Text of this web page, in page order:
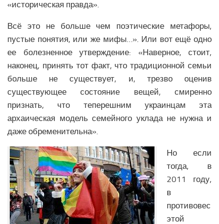
Климат Ближнего Востока
Образование Ближнего Востока
Наука Ближнего Востока
Общество Ближнего Востока
ЕВРОПЕЙСКИЙ СОЮЗ
Аналитика Еврозоны
Вооружение Еврозоны
История развития Европейского Союза
Политика Еврозоны
Религия Еврозоны
Экономика Еврозоны
Климат Еврозоны
«историческая правда».
Всё это не больше чем поэтические метафоры,
пустые понятия, или же мифы…». Или вот ещё одно
ее болезненное утверждение: «Наверное, стоит,
наконец, принять тот факт, что традиционной семьи
больше не существует, и, трезво оценив
существующее состояние вещей, смиренно
признать, что теперешним украинцам эта
архаическая модель семейного уклада не нужна и
даже обременительна».
Но если
тогда, в
2011 году,
в
противовес
этой